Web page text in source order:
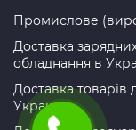
Промислове
Доставка
обладнання в
Доставка товарів
Україну